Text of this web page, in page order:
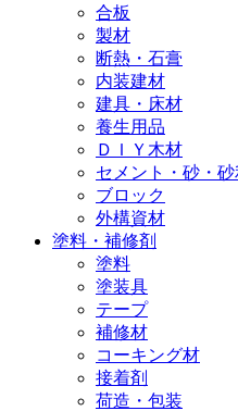
合板
製材
断熱・石膏
内装建材
建具・床材
養生用品
ＤＩＹ木材
セメント・砂・砂
ブロック
外構資材
塗料・補修剤
塗料
塗装具
テープ
補修材
コーキング材
接着剤
荷造・包装